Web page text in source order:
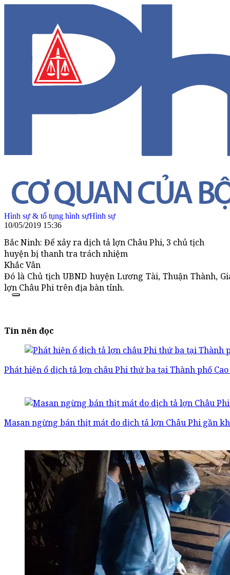
Hình sự & tố tụng hình sựHình sự
10/05/2019 15:36
Bắc Ninh: Để xảy ra dịch tả lợn Châu Phi, 3 chủ tịch
huyện bị thanh tra trách nhiệm
Khắc Vân
Đó là Chủ tịch UBND huyện Lương Tài, Thuận Thành,
lợn Châu Phi trên địa bàn tỉnh.
Tin nên đọc
Phát hiện ổ dịch tả lợn châu Phi thứ ba tại Thành phố
Masan ngừng bán thịt mát do dịch tả lợn Châu Phi gần